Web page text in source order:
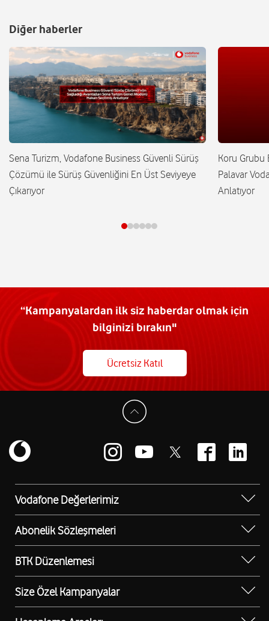
Diğer haberler
Sena Turizm, Vodafone Business Güvenli Sürüş
Çözümü ile Sürüş Güvenliğini En Üst Seviyeye
Çıkarıyor
Koru Grubu
Palavar
Anlatıyor
“Kampanyalardan ilk siz haberdar olmak için
bilginizi bırakın"
Ücretsiz Katıl
Vodafone Değerlerimiz
Sosyal Destek
Erişilebilir Mağazalar
Abonelik Sözleşmeleri
Kurumsal Tip Abonelik Sözleşmesi
BTK Düzenlemesi
Bilgi Teknolojileri ve İletişim Kurumu (BTK)
Düzenlemesi
Size Özel Kampanyalar
Kurumsal Cihaz Kampanyaları